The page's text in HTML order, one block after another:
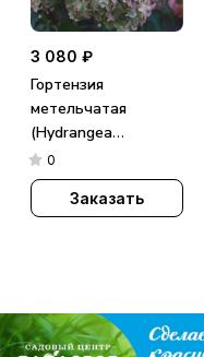
3 080 ₽
Гортензия
метельчатая
(Hydrangea
paniculata)
«Metallica»
0
Заказать